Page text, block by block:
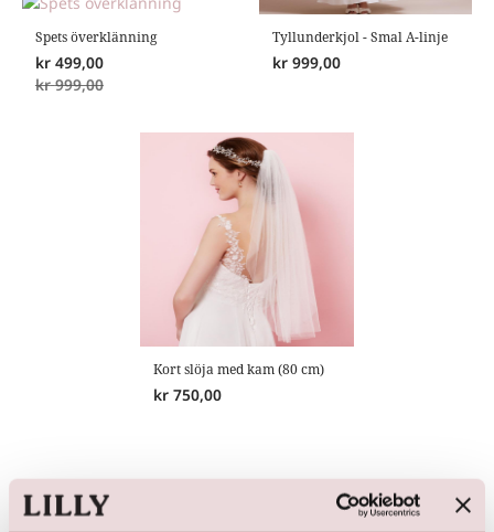
Spets överklänning
kr 499,00
kr 999,00
Tyllunderkjol - Smal A-linje
kr 999,00
Kort slöja med kam (80 cm)
kr 750,00